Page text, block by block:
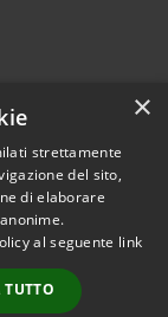
2026 • Comune di
• Powered by
•
Accesso
×
strettamente
del sito,
di elaborare
al seguente link
TUTTO